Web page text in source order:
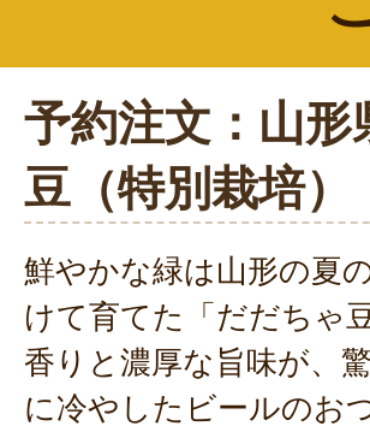
予約注文：山
豆（特別栽培）
鮮やかな緑は山形の夏
けて育てた「だだちゃ
香りと濃厚な旨味が、
に冷やしたビールのお